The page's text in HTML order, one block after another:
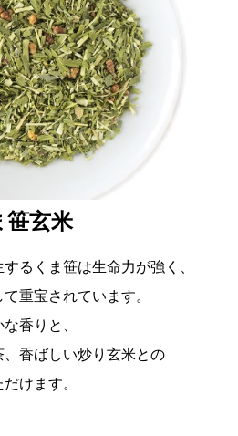
笹玄米
るくま笹は⽣命⼒が強く、
重宝されています。
⾹りと、
、⾹ばしい炒り⽞⽶との
けます。